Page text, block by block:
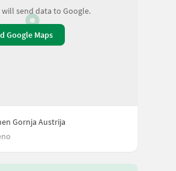
send data to Google.
Google Maps
Gornja Austrija